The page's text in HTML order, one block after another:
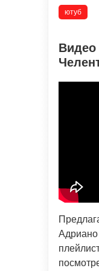
ютуб
Видео
Адриано